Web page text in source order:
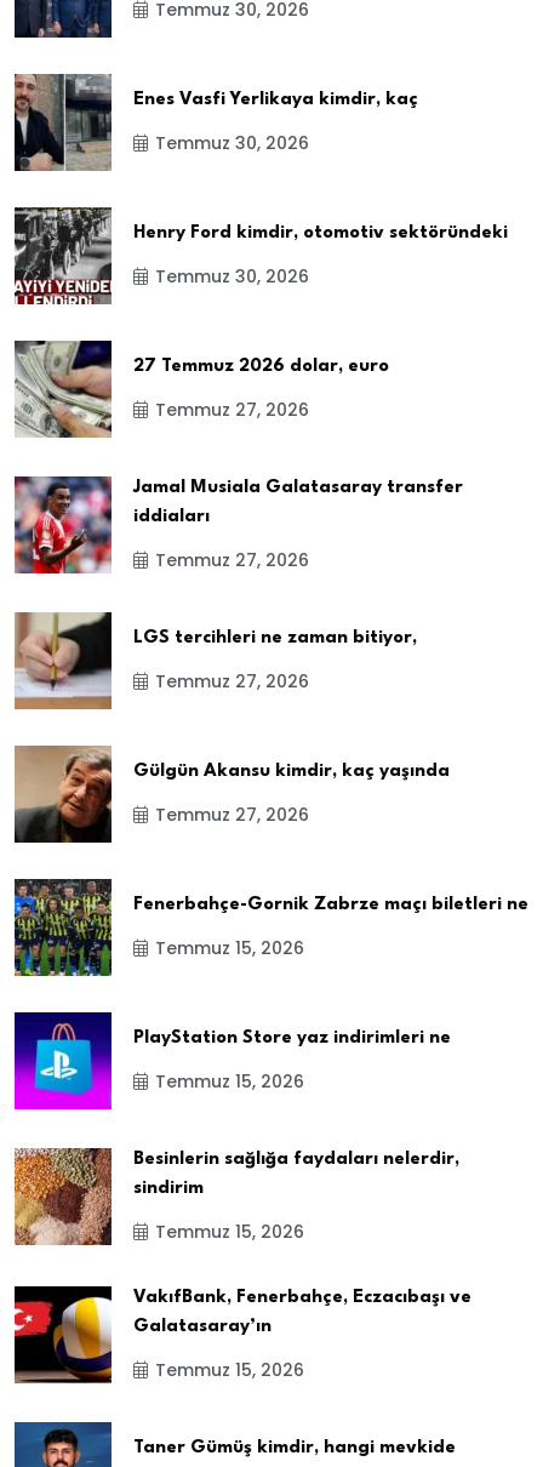
Temmuz 30, 2026
Enes Vasfi Yerlikaya kimdir, kaç
Temmuz 30, 2026
Henry Ford kimdir, otomotiv sektöründeki
Temmuz 30, 2026
27 Temmuz 2026 dolar, euro
Temmuz 27, 2026
Jamal Musiala Galatasaray transfer
iddiaları
Temmuz 27, 2026
LGS tercihleri ne zaman bitiyor,
Temmuz 27, 2026
Gülgün Akansu kimdir, kaç yaşında
Temmuz 27, 2026
Fenerbahçe-Gornik Zabrze maçı biletleri ne
Temmuz 15, 2026
PlayStation Store yaz indirimleri ne
Temmuz 15, 2026
Besinlerin sağlığa faydaları nelerdir,
sindirim
Temmuz 15, 2026
VakıfBank, Fenerbahçe, Eczacıbaşı ve
Galatasaray’ın
Temmuz 15, 2026
Taner Gümüş kimdir, hangi mevkide